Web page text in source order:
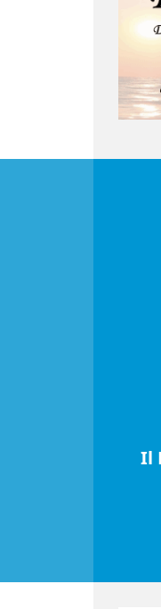
Il